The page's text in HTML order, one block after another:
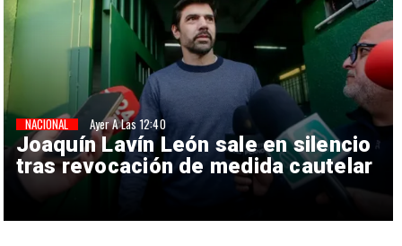
Joaquín Lavín León sale en silencio
tras revocación de medida cautelar
NACIONAL Ayer A Las 12:40